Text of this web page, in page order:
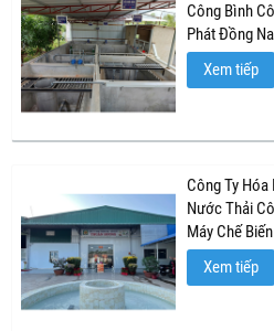
Công Bình
Phát Đồng
Xem tiếp
Công Ty
Nước Thải
Máy Chế
Xem tiếp